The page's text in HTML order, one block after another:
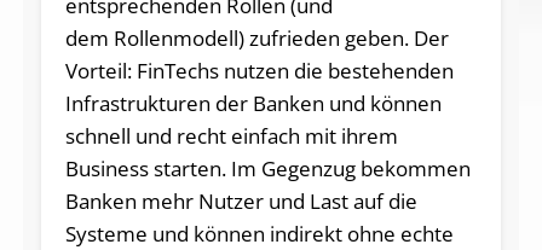
dem Rollenmodell) zufrieden geben. Der
Vorteil: FinTechs nutzen die bestehenden
Infrastrukturen der Banken und können
schnell und recht einfach mit ihrem
Business starten. Im Gegenzug bekommen
Banken mehr Nutzer und Last auf die
Systeme und können indirekt ohne echte